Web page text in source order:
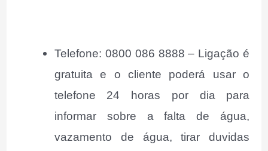
Telefone: 0800 086 8888 – Ligação é
gratuita e o cliente poderá usar o
telefone 24 horas por dia para
informar sobre a falta de água,
vazamento de água, tirar duvidas